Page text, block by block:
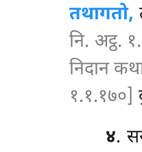
तथागतो,
नि. अट्ठ.
निदान
१.१.१७०]
४.